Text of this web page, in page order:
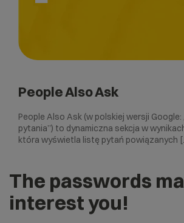
People Also Ask
People Also Ask (w polskiej wersji Google:
pytania”) to dynamiczna sekcja w
która wyświetla listę pytań powiązanych
The passwords
interest you!